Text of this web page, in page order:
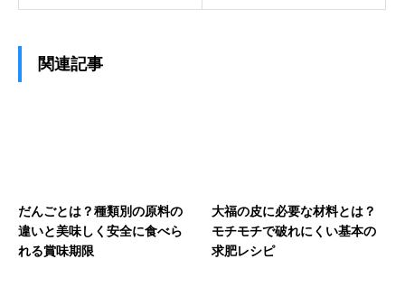
関連記事
だんごとは？種類別の原料の
違いと美味しく安全に食べら
れる賞味期限
大福の皮に必要な材料とは？
モチモチで破れにくい基本の
求肥レシピ